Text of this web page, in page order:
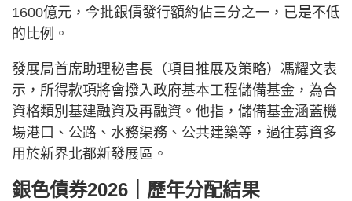
1600億元，今批銀債發行額約佔三分之一，已是不低
的比例。
發展局首席助理秘書長（項目推展及策略）馮耀文表
示，所得款項將會撥入政府基本工程儲備基金，為合
資格類別基建融資及再融資。他指，儲備基金涵蓋機
場港口、公路、水務渠務、公共建築等，過往募資多
用於新界北都新發展區。
銀色債券2026｜歷年分配結果